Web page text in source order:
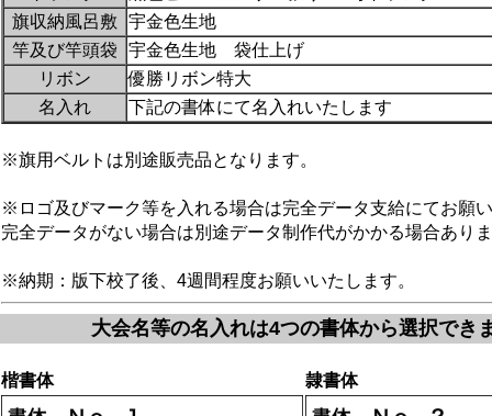
旗収納風呂敷
宇金色生地
竿及び竿頭袋
宇金色生地 袋仕上げ
リボン
優勝リボン特大
名入れ
下記の書体にて名入れいたします
※旗用ベルトは別途販売品となります。
※ロゴ及びマーク等を入れる場合は完全データ支給にてお願
完全データがない場合は別途データ制作代がかかる場合あり
※納期：版下校了後、4週間程度お願いいたします。
大会名等の名入れは4つの書体から選択でき
楷書体 隷書体